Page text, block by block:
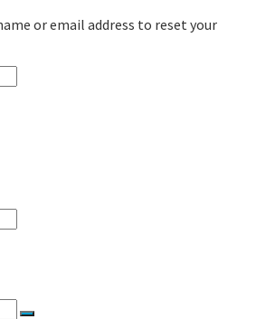
or email address to reset your